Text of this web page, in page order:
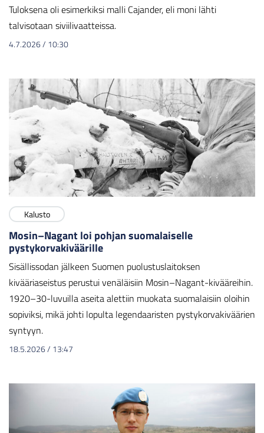
Tuloksena oli esimerkiksi malli Cajander, eli moni lähti
talvisotaan siviilivaatteissa.
4.7.2026/ 10:30
Kalusto
Mosin–Nagant loi pohjan suomalaiselle
pystykorvakiväärille
Sisällissodan jälkeen Suomen puolustuslaitoksen
kivääriaseistus perustui venäläisiin Mosin–Nagant-kivääreihin.
1920–30-luvuilla aseita alettiin muokata suomalaisiin oloihin
sopiviksi, mikä johti lopulta legendaaristen pystykorvakiväärien
syntyyn.
18.5.2026/ 13:47